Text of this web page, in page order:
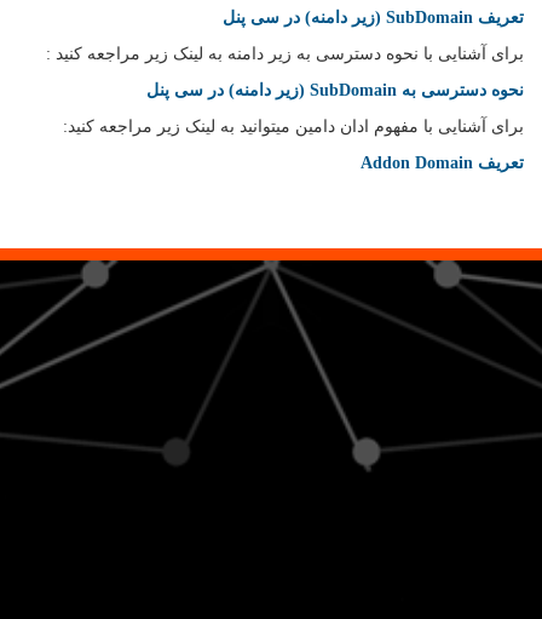
تعریف SubDomain (زیر دامنه) در سی پنل
برای آشنایی با نحوه دسترسی به زیر دامنه به لینک زیر مراجعه کنید :
نحوه دسترسی به SubDomain (زیر دامنه) در سی پنل
برای آشنایی با مفهوم ادان دامین میتوانید به لینک زیر مراجعه کنید:
تعریف Addon Domain